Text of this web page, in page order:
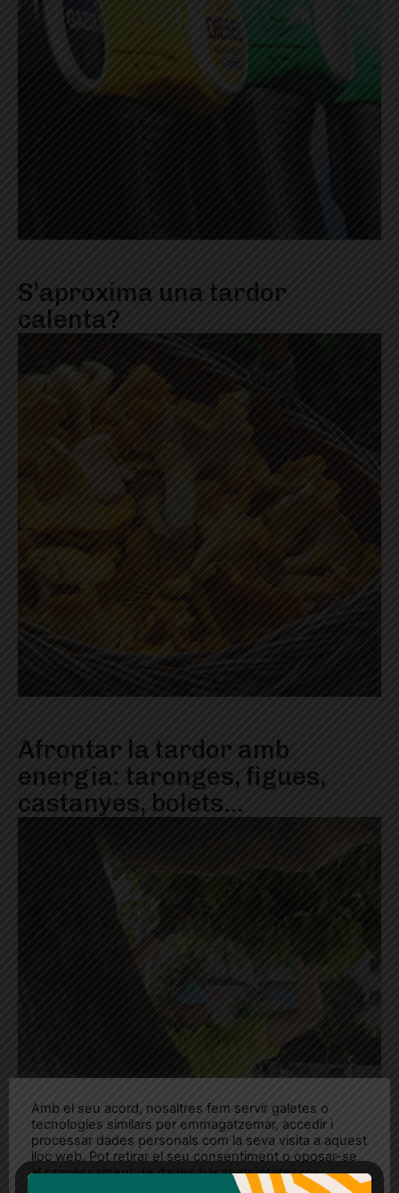
S’aproxima una tardor
calenta?
Afrontar la tardor amb
energia: taronges, figues,
castanyes, bolets…
Amb el seu acord, nosaltres fem servir galetes o
tecnologies similars per emmagatzemar, accedir i
processar dades personals com la seva visita a aquest
lloc web. Pot retirar el seu consentiment o oposar-se
al processament de dades basat en interessos
legítims en qualsevol moment fent clic a "Ajustos de